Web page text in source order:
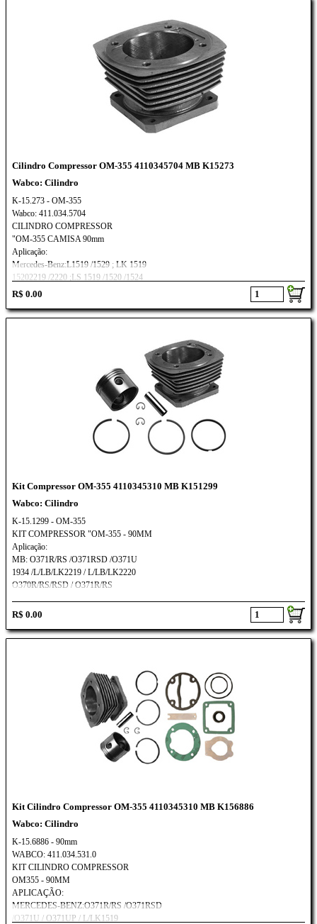
Cilindro Compressor OM-355 4110345704 MB K15273
Wabco: Cilindro
K-15.273 - OM-355
Wabco: 411.034.5704
CILINDRO COMPRESSOR
"OM-355 CAMISA 90mm
Aplicação:
Mercedes-Benz:L1519 /1529 ; LK 1519
15202219 /2220 ;LS 1519 /1520 /1524
R$ 0.00
Kit Compressor OM-355 4110345310 MB K151299
Wabco: Cilindro
K-15.1299 - OM-355
KIT COMPRESSOR "OM-355 - 90MM
Aplicação:
MB: O371R/RS /O371RSD /O371U
1934 /L/LB/LK2219 / L/LB/LK2220
O370R/RS/RSD / O371R/RS
R$ 0.00
Kit Cilindro Compressor OM-355 4110345310 MB K156886
Wabco: Cilindro
K-15.6886 - 90mm
WABCO: 411.034.531.0
KIT CILINDRO COMPRESSOR
OM355 - 90MM
APLICAÇÃO:
MERCEDES-BENZ:O371R/RS /O371RSD
/O371U / O371UP / L/LK1519